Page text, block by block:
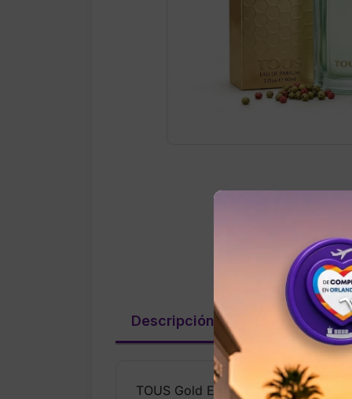
Descripción Valoraciones
TOUS Gold Eau de Parfum es una